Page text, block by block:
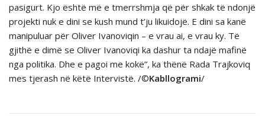
pasigurt. Kjo është më e tmerrshmja që për shkak të ndonjë
projekti nuk e dini se kush mund t’ju likuidojë. E dini sa kanë
manipuluar për Oliver Ivanoviqin – e vrau ai, e vrau ky. Të
gjithë e dimë se Oliver Ivanoviqi ka dashur ta ndajë mafinë
nga politika. Dhe e pagoi me kokë”, ka thёnё Rada Trajkoviq
mes tjerash nё kёtё Intervistё. /©Kabllogrami/